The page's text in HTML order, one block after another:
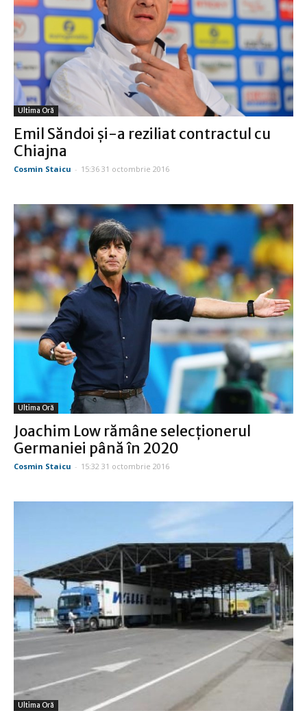
Ultima Oră
Emil Săndoi şi-a reziliat contractul cu
Chiajna
Cosmin Staicu - 15:36 31 octombrie 2016
Ultima Oră
Joachim Low rămâne selecţionerul
Germaniei până în 2020
Cosmin Staicu - 15:32 31 octombrie 2016
Ultima Oră